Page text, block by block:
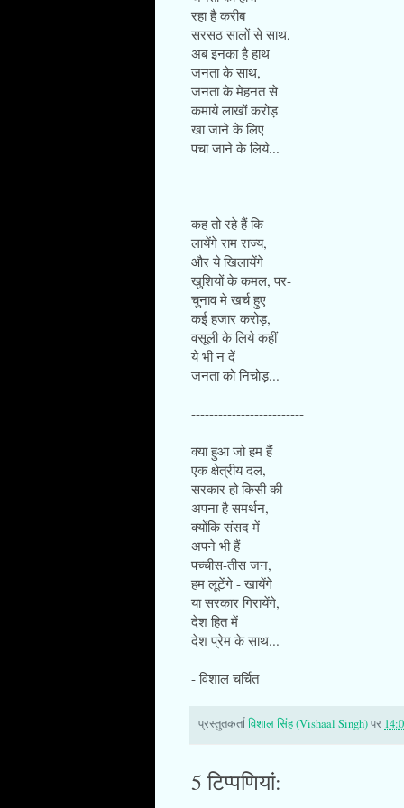
रहा है करीब
सरसठ सालों से साथ,
अब इनका है हाथ
जनता के साथ,
जनता के मेहनत से
कमाये लाखों करोड़
खा जाने के लिए
पचा जाने के लिये...
-------------------------
कह तो रहे हैं कि
लायेंगे राम राज्य,
और ये खिलायेंगे
खुशियों के कमल, पर-
चुनाव मे खर्च हुए
कई हजार करोड़,
वसूली के लिये कहीं
ये भी न दें
जनता को निचोड़...
-------------------------
क्या हुआ जो हम हैं
एक क्षेत्रीय दल,
सरकार हो किसी की
अपना है समर्थन,
क्योंकि संसद में
अपने भी हैं
पच्चीस-तीस जन,
हम लूटेंगे - खायेंगे
या सरकार गिरायेंगे,
देश हित में
देश प्रेम के साथ...
- विशाल चर्चित
प्रस्तुतकर्ताविशाल सिंह (Vishaal Singh)पर
5 टिप्‍पणियां: